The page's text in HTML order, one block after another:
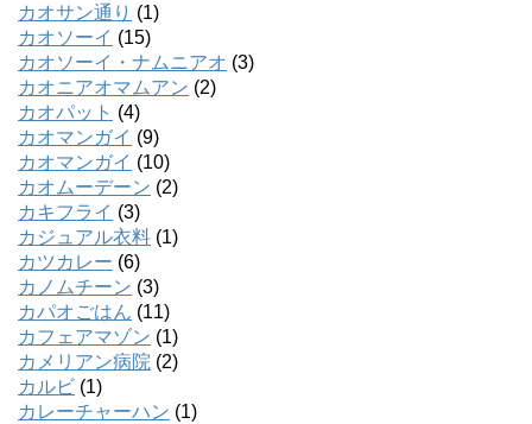
カオサン通り (1)
カオソーイ (15)
カオソーイ・ナムニアオ (3)
カオニアオマムアン (2)
カオパット (4)
カオマンガイ (9)
カオマンガイ (10)
カオムーデーン (2)
カキフライ (3)
カジュアル衣料 (1)
カツカレー (6)
カノムチーン (3)
カパオごはん (11)
カフェアマゾン (1)
カメリアン病院 (2)
カルビ (1)
カレーチャーハン (1)